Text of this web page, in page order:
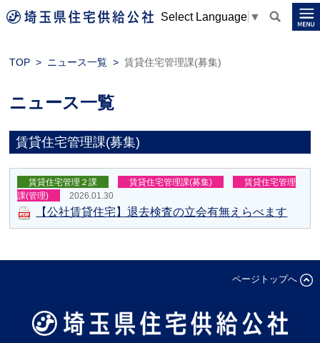
Select Language ▼
TOP ニュース一覧 賃貸住宅管理課(募集)
ニュース一覧
賃貸住宅管理課(募集)
賃貸住宅管理２課 賃貸住宅管理課(募集)
賃貸住宅管理
課(管理)
2026.01.30
【公社賃貸住宅】退去検査の立会有無えらべます
ページトップへ